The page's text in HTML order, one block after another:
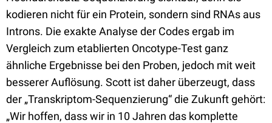
kodieren nicht für ein Protein, sondern sind RNAs aus
Introns. Die exakte Analyse der Codes ergab im
Vergleich zum etablierten Oncotype-Test ganz
ähnliche Ergebnisse bei den Proben, jedoch mit weit
besserer Auflösung. Scott ist daher überzeugt, dass
der „Transkriptom-Sequenzierung“ die Zukunft gehört:
„Wir hoffen, dass wir in 10 Jahren das komplette